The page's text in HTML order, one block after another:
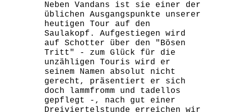
Neben Vandans ist sie einer der
üblichen Ausgangspunkte unserer
heutigen Tour auf den
Saulakopf. Aufgestiegen wird
auf Schotter über den "Bösen
Tritt" - zum Glück für die
unzähligen Touris wird er
seinem Namen absolut nicht
gerecht, präsentiert er sich
doch lammfromm und tadellos
gepflegt -, nach gut einer
Dreiviertelstunde erreichen wir